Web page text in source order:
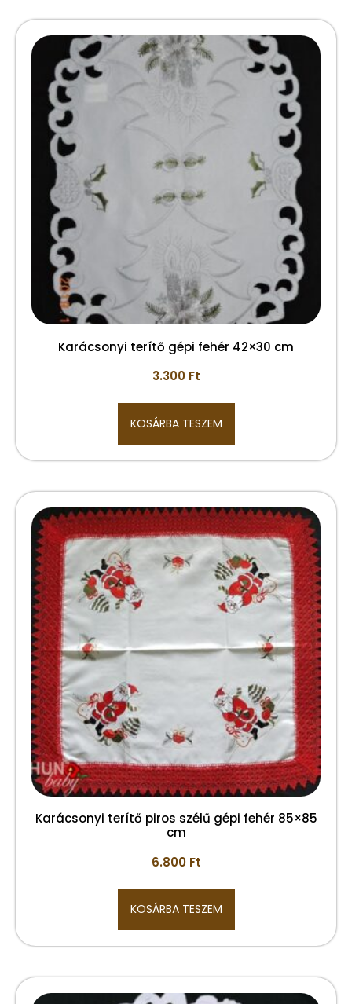
Karácsonyi terítő gépi fehér 42×30 cm
3.300 Ft
KOSÁRBA TESZEM
Karácsonyi terítő piros szélű gépi fehér 85×85
cm
6.800 Ft
KOSÁRBA TESZEM